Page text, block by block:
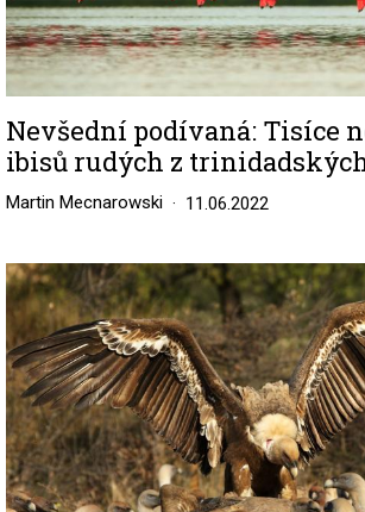
Nevšední podívaná: Tisíce
ibisů rudých z
Martin Mecnarowski 11.06.2022
Image